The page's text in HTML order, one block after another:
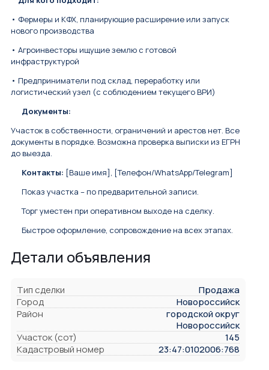
• Фермеры и КФХ, планирующие расширение или запуск
нового производства
• Агроинвесторы ищущие землю с готовой
инфраструктурой
• Предприниматели под склад, переработку или
логистический узел (с соблюдением текущего ВРИ)
Документы:
Участок в собственности, ограничений и арестов нет. Все
документы в порядке. Возможна проверка выписки из ЕГРН
до выезда.
Контакты: [Ваше имя], [Телефон/WhatsApp/Telegram]
Показ участка – по предварительной записи.
Торг уместен при оперативном выходе на сделку.
Быстрое оформление, сопровождение на всех этапах.
Детали объявления
Тип сделки
Продажа
Город
Новороссийск
Район
городской округ
Новороссийск
Участок (сот)
145
Кадастровый номер
23:47:0102006:768